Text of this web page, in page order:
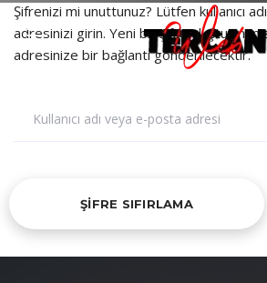
Şifrenizi mi unuttunuz? Lütfen kullanıcı
adresinizi girin. Yeni bir şifre
adresinize bir bağlantı gönderilecektir.
Kullanıcı adı veya e-posta adresi
ŞIFRE SIFIRLAMA